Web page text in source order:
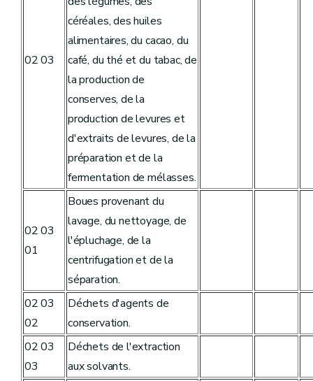
02 03
céréales, des huiles
alimentaires, du cacao, du
café, du thé et du tabac, de
la production de
conserves, de la
production de levures et
d'extraits de levures, de la
préparation et de la
fermentation de mélasses.
02 03
01
Boues provenant du
lavage, du nettoyage, de
l'épluchage, de la
centrifugation et de la
séparation.
02 03
02
Déchets d'agents de
conservation.
02 03
03
Déchets de l'extraction
aux solvants.